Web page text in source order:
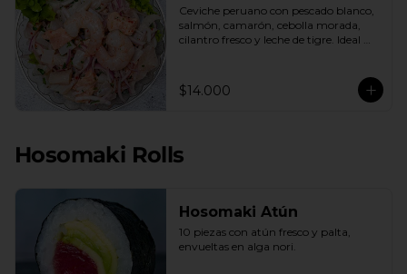
Ceviche peruano con pescado blanco,
salmón, camarón, cebolla morada,
cilantro fresco y leche de tigre. Ideal
$14.000
Hosomaki Rolls
Hosomaki Atún
10 piezas con atún fresco y palta,
envueltas en alga nori.